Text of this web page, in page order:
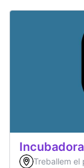
Treballem el